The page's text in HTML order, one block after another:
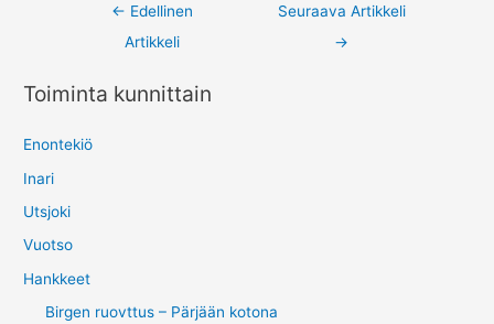
navigation
← Edellinen
Artikkeli
Seuraava Artikkeli
→
Toiminta kunnittain
Enontekiö
Inari
Utsjoki
Vuotso
Hankkeet
Birgen ruovttus – Pärjään kotona